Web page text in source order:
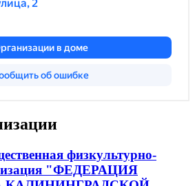
физкультурно-
"ФЕДЕРАЦИЯ